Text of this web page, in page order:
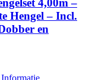
4,00m –
Hengel – Incl.
en